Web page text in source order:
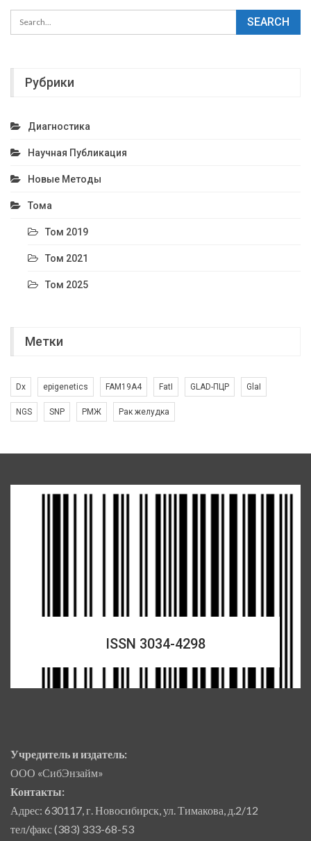
Рубрики
Диагностика
Научная Публикация
Новые Методы
Тома
Том 2019
Том 2021
Том 2025
Метки
Dx epigenetics FAM19A4 FatI GLAD-ПЦР GlaI
NGS SNP РМЖ Рак желудка
ISSN 3034-4298
Учредитель и издатель:
ООО «СибЭнзайм»
Контакты:
Адрес: 630117, г. Новосибирск, ул. Тимакова, д.2/12
тел/факс (383) 333-68-53